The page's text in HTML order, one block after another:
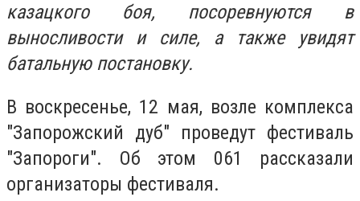
казацкого боя, посоревнуются в
выносливости и силе, а также увидят
батальную постановку.
В воскресенье, 12 мая, возле комплекса
"Запорожский дуб" проведут фестиваль
"Запороги". Об этом 061 рассказали
организаторы фестиваля.